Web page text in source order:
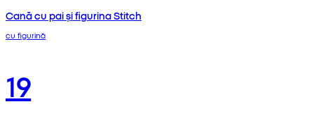
Cană cu pai și figurina Stitch
cu figurină
19